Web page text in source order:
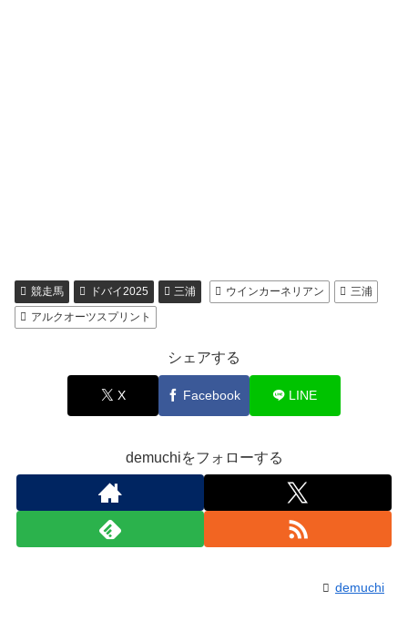
競走馬 ドバイ2025 三浦 ウインカーネリアン
三浦
アルクオーツスプリント
シェアする
X Facebook LINE
demuchiをフォローする
demuchi